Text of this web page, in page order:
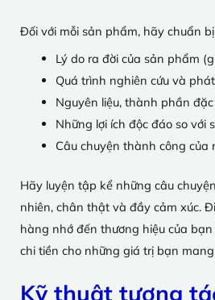
Đối với mỗi sản phẩm, hãy chuẩn
Lý do ra đời của sản phẩm
Quá trình nghiên cứu và
Nguyên liệu, thành phần
Những lợi ích độc đáo so với
Câu chuyện thành công của
Hãy luyện tập kể những câu
nhiên, chân thật và đầy cảm xúc.
hàng nhớ đến thương hiệu của
chi tiền cho những giá trị bạn
Kỹ thuật tương